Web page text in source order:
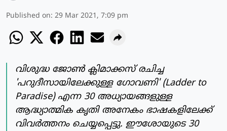
Published on: 29 Mar 2021, 7:09 pm
വിശുദ്ധ ജോണ്‍ ക്ലിമാക്കസ് രചിച്ച
'പറുദീസായിലേക്കുള്ള ഗോവണി' (Ladder to
Paradise) എന്ന 30 അധ്യായങ്ങളുള്ള
ആദ്ധ്യാത്മിക കൃതി അനേകം ഭാഷകളിലേക്ക്
വിവര്‍ത്തനം ചെയ്യപ്പെട്ടു. ഈശോയുടെ 30